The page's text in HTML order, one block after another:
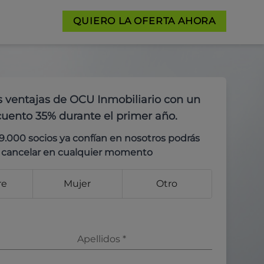
QUIERO LA OFERTA AHORA
ventajas de OCU Inmobiliario con un
35% durante el primer año.
socios ya confían en nosotros podrás
cancelar en cualquier momento
Mujer Otro
Apellidos *